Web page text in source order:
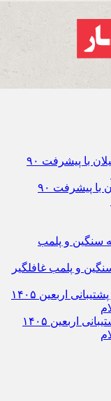
پروژه سازه سنگی و ملاتی کهره هلیلان با پیشرفت ۹۰
و پلمب غافلگیر
تجلیل از رانندگان ناوگان آبرسانی و پشتیبانی اربعین ۱۴۰۵